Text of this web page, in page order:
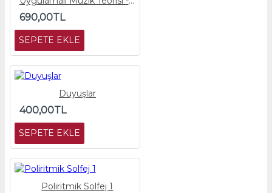
690,00TL
SEPETE EKLE
Duyuşlar
400,00TL
SEPETE EKLE
Poliritmik Solfej 1